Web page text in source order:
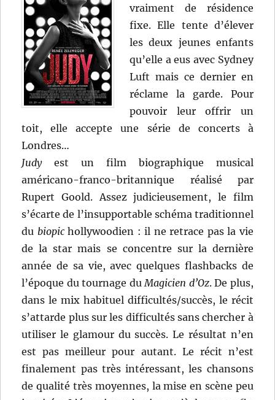
vraiment de résidence
fixe. Elle tente d’élever
les deux jeunes enfants
qu’elle a eus avec Sydney
Luft mais ce dernier en
réclame la garde. Pour
pouvoir leur offrir un
toit, elle accepte une série de concerts à
Londres…
Judyest un film biographique musical
américano-franco-britannique réalisé par
Rupert Goold. Assez judicieusement, le film
s’écarte de l’insupportable schéma traditionnel
du biopichollywoodien : il ne retrace pas la vie
de la star mais se concentre sur la dernière
année de sa vie, avec quelques flashbacks de
l’époque du tournage duMagicien d’Oz. De plus,
dans le mix habituel difficultés/succès, le récit
s’attarde plus sur les difficultés sans chercher à
utiliser le glamour du succès. Le résultat n’en
est pas meilleur pour autant. Le récit n’est
finalement pas très intéressant, les chansons
de qualité très moyennes, la mise en scène peu